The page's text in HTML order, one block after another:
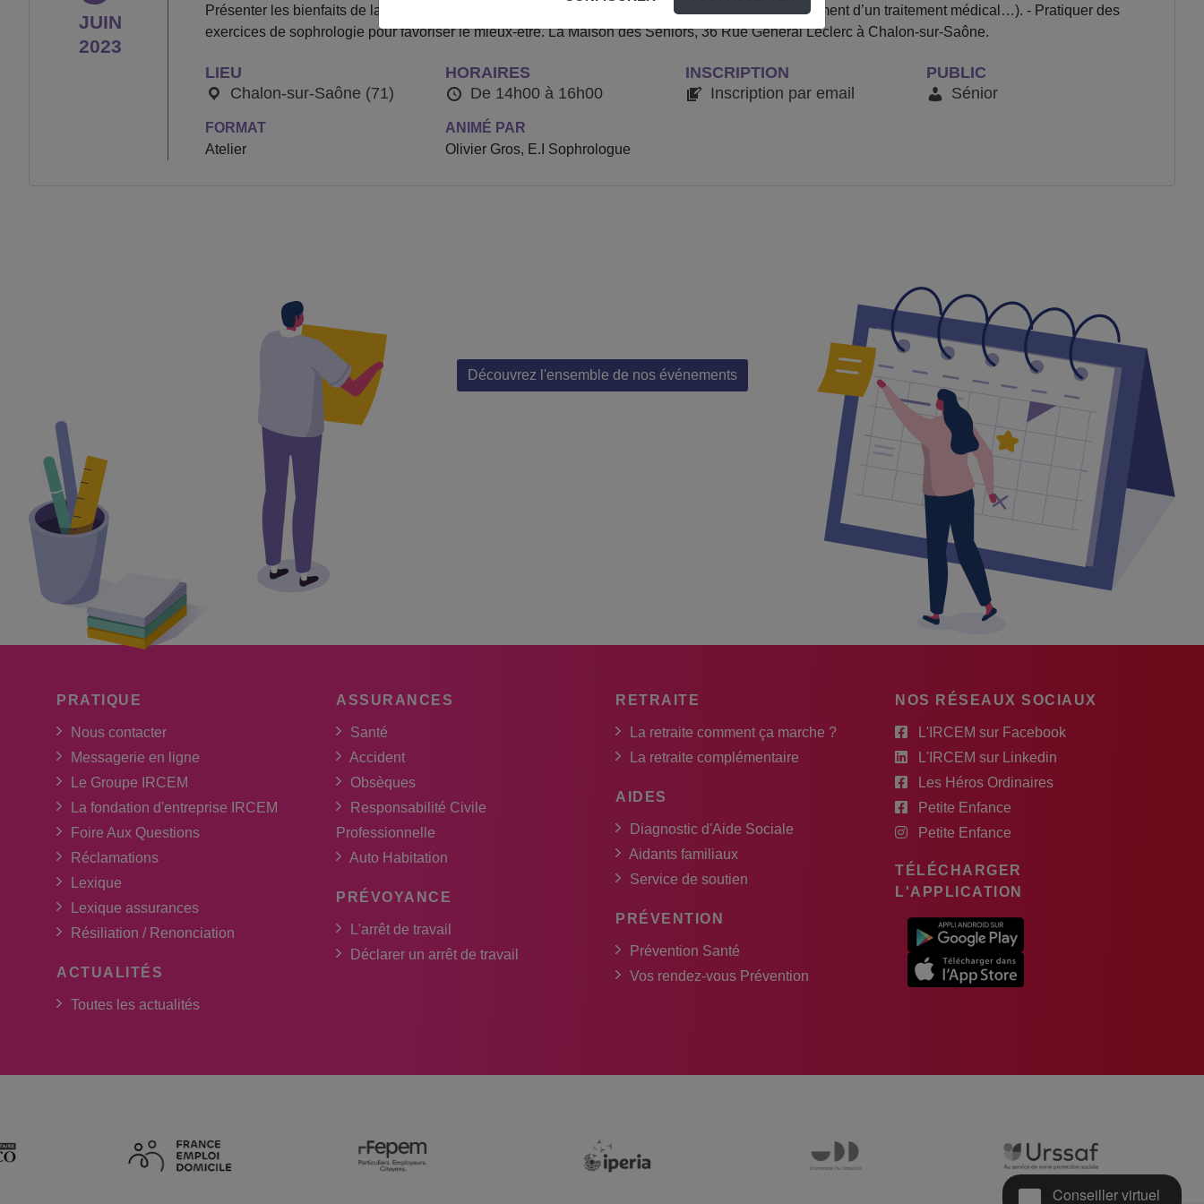
JUIN
2023
Présenter les bienfaits de la pratique de la sophrologie (amélioration du quotidien – accompagnement d’un traitement médical…). - Pratiquer des
exercices de sophrologie pour favoriser le mieux-être. La Maison des Séniors, 36 Rue Général Leclerc à Chalon-sur-Saône.
LIEU
Chalon-sur-Saône (71)
HORAIRES
De 14h00 à 16h00
INSCRIPTION
Inscription par email
PUBLIC
Sénior
FORMAT
Atelier
ANIMÉ PAR
Olivier Gros, E.I Sophrologue
Découvrez l'ensemble de nos événements
PRATIQUE
Nous contacter
Messagerie en ligne
Le Groupe IRCEM
La fondation d'entreprise IRCEM
Foire Aux Questions
Réclamations
Lexique
Lexique assurances
Résiliation / Renonciation
ACTUALITÉS
Toutes les actualités
ASSURANCES
Santé
Accident
Obsèques
Responsabilité Civile
Professionnelle
Auto Habitation
PRÉVOYANCE
L'arrêt de travail
Déclarer un arrêt de travail
RETRAITE
La retraite comment ça marche ?
La retraite complémentaire
AIDES
Diagnostic d'Aide Sociale
Aidants familiaux
Service de soutien
PRÉVENTION
Prévention Santé
Vos rendez-vous Prévention
NOS RÉSEAUX SOCIAUX
L'IRCEM sur Facebook
L'IRCEM sur Linkedin
Les Héros Ordinaires
Petite Enfance
Petite Enfance
TÉLÉCHARGER
L'APPLICATION
Conseiller virtuel